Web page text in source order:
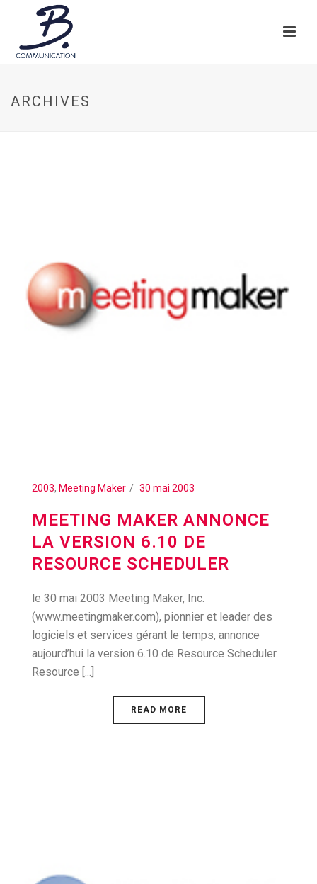
ARCHIVES
2003, Meeting Maker 30 mai 2003
MEETING MAKER ANNONCE
LA VERSION 6.10 DE
RESOURCE SCHEDULER
le 30 mai 2003 Meeting Maker, Inc.
(www.meetingmaker.com), pionnier et leader des
logiciels et services gérant le temps, annonce
aujourd’hui la version 6.10 de Resource Scheduler.
Resource [...]
READ MORE